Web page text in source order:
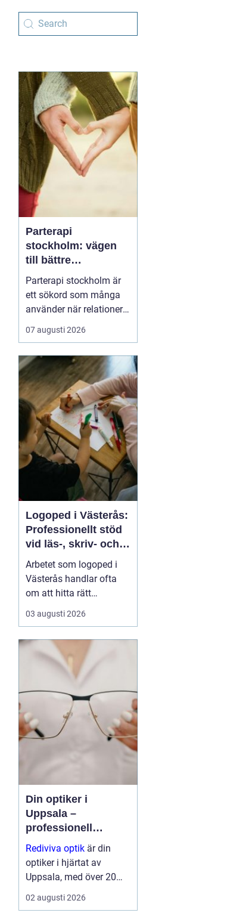
Parterapi
stockholm: vägen
till bättre
kommunikation och
tryggare relation
Parterapi stockholm är
ett sökord som många
använder när relationer
börjar kännas sköra,
konflikterna ökar eller
försvunnit. Par i
stockholm söker ofta en
trygg och professionell
plats där de kan tala
öppet, förstå sina
reaktioner bä...
07 augusti 2026
Logoped i Västerås:
Professionellt stöd
vid läs-, skriv- och
språksvårigheter
Arbetet som logoped i
Västerås handlar ofta
om att hitta rätt
kompetens för utredning,
behandling och
svårigheter med språk,
tal, läsning, skrivning
eller matematik. Många
vänder si...
03 augusti 2026
Din optiker i
Uppsala –
professionell
synvård nära dig
Rediviva optik är din
optiker i hjärtat av
Uppsala, med över 20
års erfarenhet av att
hjälpa invånarna i
02 augusti 2026